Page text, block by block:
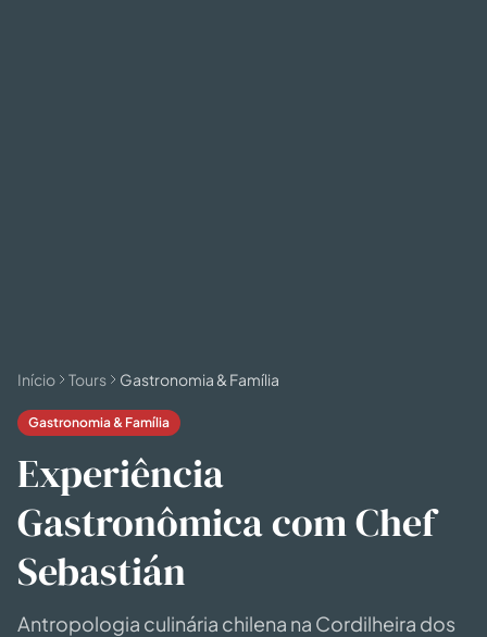
Início Tours Gastronomia & Família
Gastronomia & Família
Experiência
Gastronômica com Chef
Sebastián
Antropologia culinária chilena na Cordilheira dos